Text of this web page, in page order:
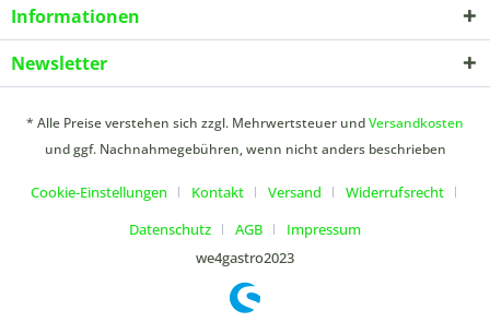
Informationen
Newsletter
* Alle Preise verstehen sich zzgl. Mehrwertsteuer undVersandkosten
und ggf. Nachnahmegebühren, wenn nicht anders beschrieben
Cookie-Einstellungen Kontakt Versand
Widerrufsrecht
Datenschutz
AGB
Impressum
we4gastro2023